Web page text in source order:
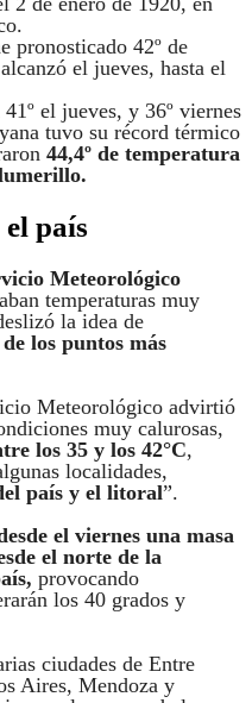
pronosticado 42º de
el jueves, hasta el
el jueves, y 36º viernes
tuvo su récord térmico
44,4º de temperatura
país
Meteorológico
temperaturas muy
la idea de
los puntos más
Meteorológico advirtió
muy calurosas,
los 35 y los 42°C,
localidades,
país y el litoral”.
el viernes una masa
el norte de la
provocando
los 40 grados y
ciudades de Entre
Aires, Mendoza y